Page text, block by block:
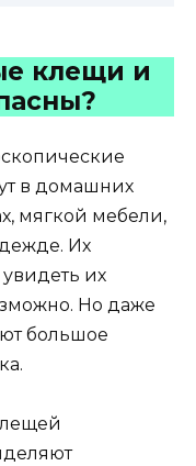
клещи и
в домашних
мягкой мебели,
Их
их
Но даже
большое